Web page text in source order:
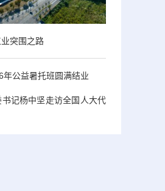
突围之路
年公益暑托班圆满结业
记杨中坚走访全国人大代